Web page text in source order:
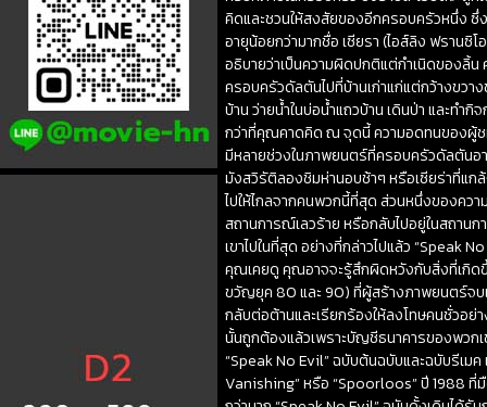
คิดและชวนให้สงสัยของอีกครอบครัวหนึ่ง
อายุน้อยกว่ามากชื่อ เซียรา (ไอส์ลิง ฟราน
อธิบายว่าเป็นความผิดปกติแต่กำเนิดของลิ้
ครอบครัวดัลตันไปที่บ้านเก่าแก่แต่กว้างขวา
บ้าน ว่ายน้ำในบ่อน้ำแถวบ้าน เดินป่า และท
กว่าที่คุณคาดคิด ณ จุดนี้ ความอดทนของผู้ช
มีหลายช่วงในภาพยนตร์ที่ครอบครัวดัลตันอา
มังสวิรัติลองชิมห่านอบช้าๆ หรือเซียร่าที่แกล้
ไปให้ไกลจากคนพวกนี้ที่สุด ส่วนหนึ่งของคว
สถานการณ์เลวร้าย หรือกลับไปอยู่ในสถาน
เขาไปในที่สุด อย่างที่กล่าวไปแล้ว “Speak
คุณเคยดู คุณอาจจะรู้สึกผิดหวังกับสิ่งที่เกิด
ขวัญยุค 80 และ 90) ที่ผู้สร้างภาพยนตร์จบ
กลับต่อต้านและเรียกร้องให้ลงโทษคนชั่วอ
นั้นถูกต้องแล้วเพราะบัญชีธนาคารของพวก
“Speak No Evil” ฉบับต้นฉบับและฉบับรีเ
Vanishing” หรือ “Spoorloos” ปี 1988 ที่